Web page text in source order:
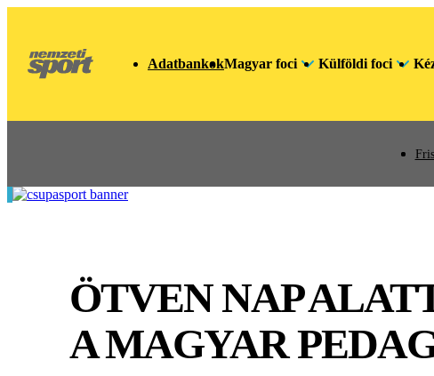
AdatbankokMagyar foci Külföldi foci
ÖTVEN NAP
A MAGYAR